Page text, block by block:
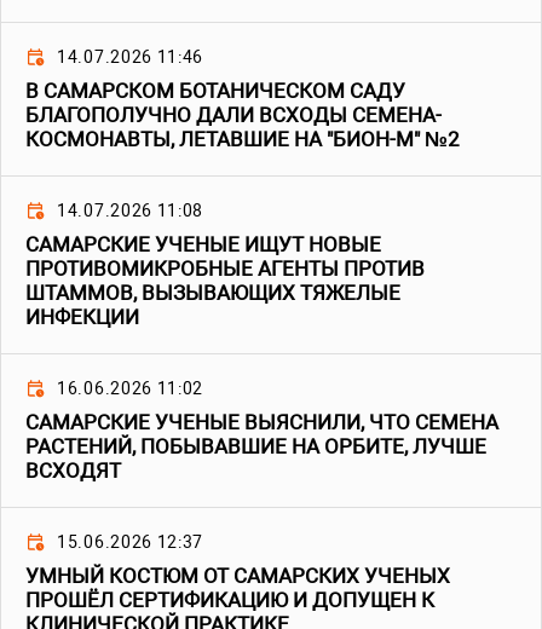
14.07.2026 11:46
В САМАРСКОМ БОТАНИЧЕСКОМ САДУ
БЛАГОПОЛУЧНО ДАЛИ ВСХОДЫ СЕМЕНА-
КОСМОНАВТЫ, ЛЕТАВШИЕ НА "БИОН-М" №2
14.07.2026 11:08
САМАРСКИЕ УЧЕНЫЕ ИЩУТ НОВЫЕ
ПРОТИВОМИКРОБНЫЕ АГЕНТЫ ПРОТИВ
ШТАММОВ, ВЫЗЫВАЮЩИХ ТЯЖЕЛЫЕ
ИНФЕКЦИИ
16.06.2026 11:02
САМАРСКИЕ УЧЕНЫЕ ВЫЯСНИЛИ, ЧТО СЕМЕНА
РАСТЕНИЙ, ПОБЫВАВШИЕ НА ОРБИТЕ, ЛУЧШЕ
ВСХОДЯТ
15.06.2026 12:37
УМНЫЙ КОСТЮМ ОТ САМАРСКИХ УЧЕНЫХ
ПРОШЁЛ СЕРТИФИКАЦИЮ И ДОПУЩЕН К